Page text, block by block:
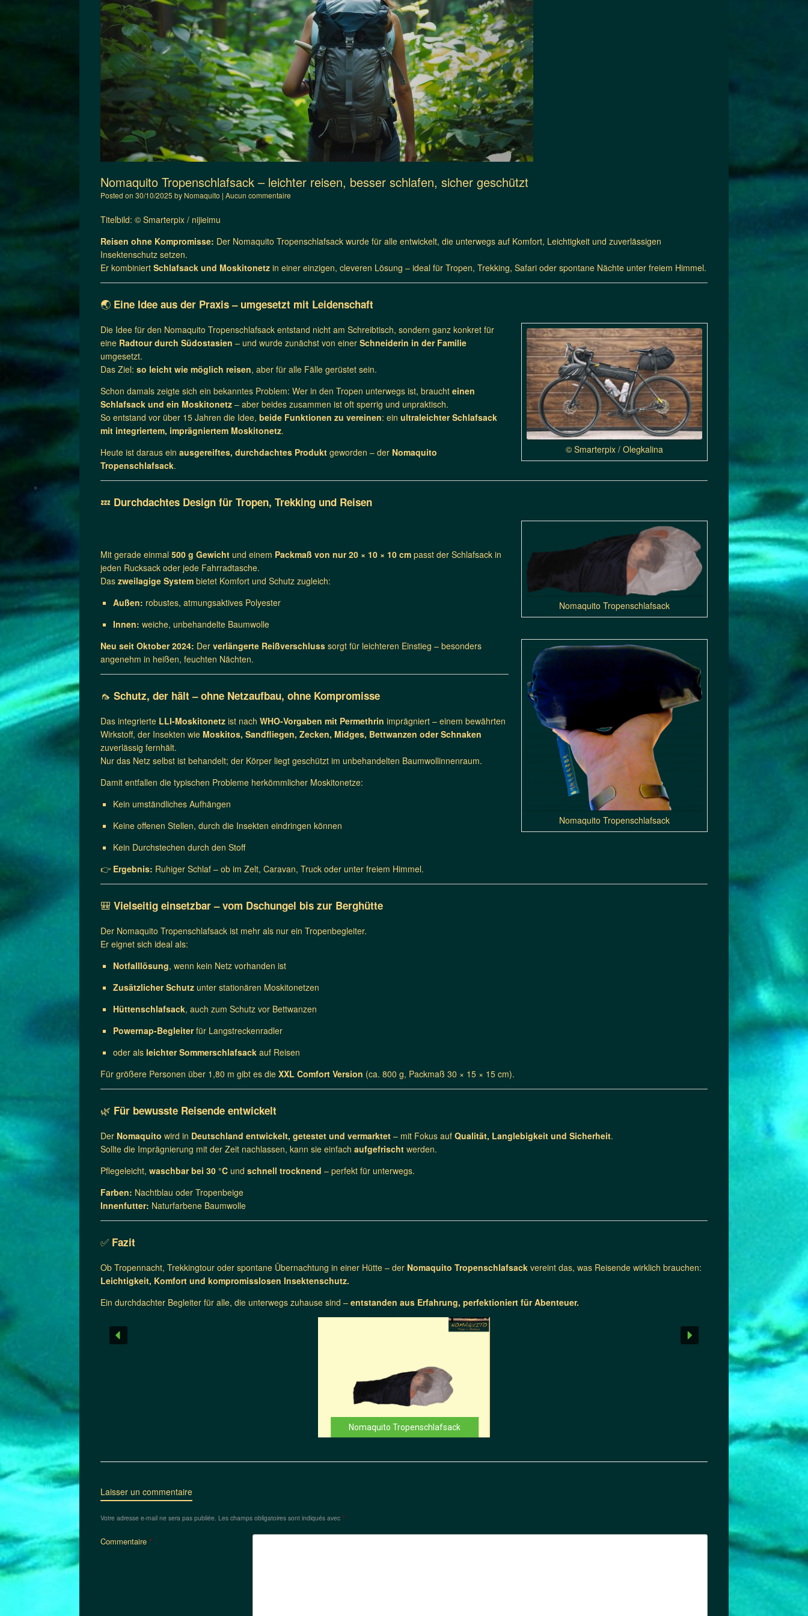
Nomaquito Tropenschlafsack – leichter reisen, besser schlafen, sicher geschützt
Posted on 30/10/2025 by Nomaquito | Aucun commentaire
Titelbild: © Smarterpix / nijieimu
Reisen ohne Kompromisse: Der Nomaquito Tropenschlafsack wurde für alle entwickelt, die unterwegs auf Komfort, Leichtigkeit und zuverlässigen
Insektenschutz setzen.
Er kombiniert Schlafsack und Moskitonetz in einer einzigen, cleveren Lösung – ideal für Tropen, Trekking, Safari oder spontane Nächte unter freiem Himmel.
🌏 Eine Idee aus der Praxis – umgesetzt mit Leidenschaft
© Smarterpix / Olegkalina
Die Idee für den Nomaquito Tropenschlafsack entstand nicht am Schreibtisch, sondern ganz konkret für
eine Radtour durch Südostasien – und wurde zunächst von einer Schneiderin in der Familie
umgesetzt.
Das Ziel: so leicht wie möglich reisen, aber für alle Fälle gerüstet sein.
Schon damals zeigte sich ein bekanntes Problem: Wer in den Tropen unterwegs ist, braucht einen
Schlafsack und ein Moskitonetz – aber beides zusammen ist oft sperrig und unpraktisch.
So entstand vor über 15 Jahren die Idee, beide Funktionen zu vereinen: ein ultraleichter Schlafsack
mit integriertem, imprägniertem Moskitonetz.
Heute ist daraus ein ausgereiftes, durchdachtes Produkt geworden – der Nomaquito
Tropenschlafsack.
💤 Durchdachtes Design für Tropen, Trekking und Reisen
Nomaquito Tropenschlafsack
Mit gerade einmal 500 g Gewicht und einem Packmaß von nur 20 × 10 × 10 cm passt der Schlafsack in
jeden Rucksack oder jede Fahrradtasche.
Das zweilagige System bietet Komfort und Schutz zugleich:
Außen: robustes, atmungsaktives Polyester
Innen: weiche, unbehandelte Baumwolle
Nomaquito Tropenschlafsack
Neu seit Oktober 2024: Der verlängerte Reißverschluss sorgt für leichteren Einstieg – besonders
angenehm in heißen, feuchten Nächten.
🦟 Schutz, der hält – ohne Netzaufbau, ohne Kompromisse
Das integrierte LLI-Moskitonetz ist nach WHO-Vorgaben mit Permethrin imprägniert – einem bewährten
Wirkstoff, der Insekten wie Moskitos, Sandfliegen, Zecken, Midges, Bettwanzen oder Schnaken
zuverlässig fernhält.
Nur das Netz selbst ist behandelt; der Körper liegt geschützt im unbehandelten Baumwollinnenraum.
Damit entfallen die typischen Probleme herkömmlicher Moskitonetze:
Kein umständliches Aufhängen
Keine offenen Stellen, durch die Insekten eindringen können
Kein Durchstechen durch den Stoff
👉 Ergebnis: Ruhiger Schlaf – ob im Zelt, Caravan, Truck oder unter freiem Himmel.
🎒 Vielseitig einsetzbar – vom Dschungel bis zur Berghütte
Der Nomaquito Tropenschlafsack ist mehr als nur ein Tropenbegleiter.
Er eignet sich ideal als:
Notfalllösung, wenn kein Netz vorhanden ist
Zusätzlicher Schutz unter stationären Moskitonetzen
Hüttenschlafsack, auch zum Schutz vor Bettwanzen
Powernap-Begleiterfür Langstreckenradler
oder als leichter Sommerschlafsack auf Reisen
Für größere Personen über 1,80 m gibt es die XXL Comfort Version (ca. 800 g, Packmaß 30 × 15 × 15 cm).
🌿 Für bewusste Reisende entwickelt
Der Nomaquito wird in Deutschland entwickelt, getestet und vermarktet – mit Fokus auf Qualität, Langlebigkeit und Sicherheit.
Sollte die Imprägnierung mit der Zeit nachlassen, kann sie einfach aufgefrischt werden.
Pflegeleicht, waschbar bei 30 °C und schnell trocknend – perfekt für unterwegs.
Farben: Nachtblau oder Tropenbeige
Innenfutter: Naturfarbene Baumwolle
✅ Fazit
Ob Tropennacht, Trekkingtour oder spontane Übernachtung in einer Hütte – der Nomaquito Tropenschlafsack vereint das, was Reisende wirklich brauchen:
Leichtigkeit, Komfort und kompromisslosen Insektenschutz.
Ein durchdachter Begleiter für alle, die unterwegs zuhause sind – entstanden aus Erfahrung, perfektioniert für Abenteuer.
Nomaquito Tropenschlafsack
Laisser un commentaire
Votre adresse e-mail ne sera pas publiée. Les champs obligatoires sont indiqués avec *
Commentaire *